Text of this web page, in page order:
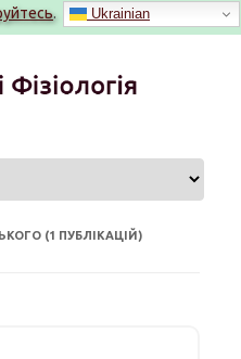
.
(1 ПУБЛІКАЦІЙ)
Ukrainian